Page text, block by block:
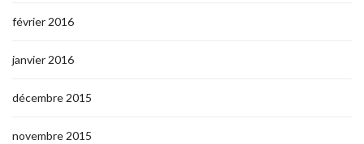
février 2016
janvier 2016
décembre 2015
novembre 2015